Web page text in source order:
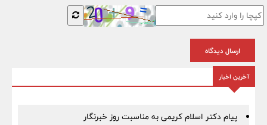
ارسال دیدگاه
آخرین اخبار
پیام دکتر اسلام کریمی به مناسبت روز خبرنگار